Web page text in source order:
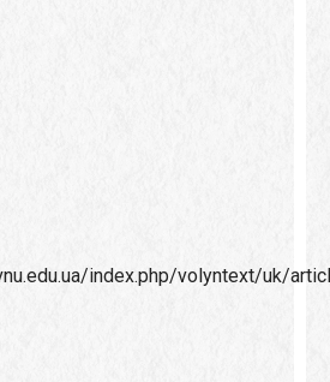
index.php/volyntext/uk/